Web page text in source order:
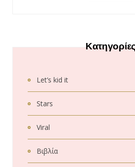
Let’s kid it
Stars
Viral
Βιβλία